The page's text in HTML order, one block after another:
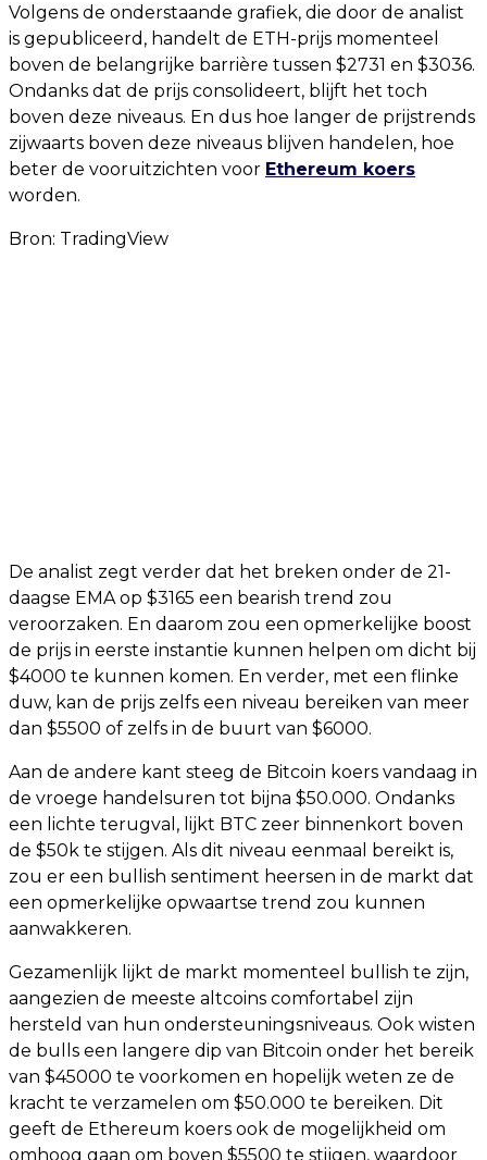
Volgens de onderstaande grafiek, die door de analist
is gepubliceerd, handelt de ETH-prijs momenteel
boven de belangrijke barrière tussen $2731 en $3036.
Ondanks dat de prijs consolideert, blijft het toch
boven deze niveaus. En dus hoe langer de prijstrends
zijwaarts boven deze niveaus blijven handelen, hoe
beter de vooruitzichten voor Ethereum koers
worden.
Bron: TradingView
De analist zegt verder dat het breken onder de 21-
daagse EMA op $3165 een bearish trend zou
veroorzaken. En daarom zou een opmerkelijke boost
de prijs in eerste instantie kunnen helpen om dicht bij
$4000 te kunnen komen. En verder, met een flinke
duw, kan de prijs zelfs een niveau bereiken van meer
dan $5500 of zelfs in de buurt van $6000.
Aan de andere kant steeg de Bitcoin koers vandaag in
de vroege handelsuren tot bijna $50.000. Ondanks
een lichte terugval, lijkt BTC zeer binnenkort boven
de $50k te stijgen. Als dit niveau eenmaal bereikt is,
zou er een bullish sentiment heersen in de markt dat
een opmerkelijke opwaartse trend zou kunnen
aanwakkeren.
Gezamenlijk lijkt de markt momenteel bullish te zijn,
aangezien de meeste altcoins comfortabel zijn
hersteld van hun ondersteuningsniveaus. Ook wisten
de bulls een langere dip van Bitcoin onder het bereik
van $45000 te voorkomen en hopelijk weten ze de
kracht te verzamelen om $50.000 te bereiken. Dit
geeft de Ethereum koers ook de mogelijkheid om
omhoog gaan om boven $5500 te stijgen, waardoor